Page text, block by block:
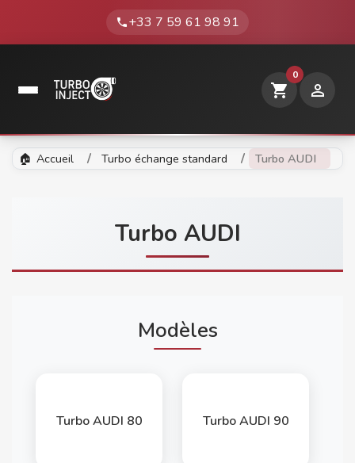
phone+33 7 59 61 98 91
shopping_cart
0

Accueil Turbo échange standard Turbo AUDI
Turbo AUDI
Modèles
Turbo AUDI 80 Turbo AUDI 90